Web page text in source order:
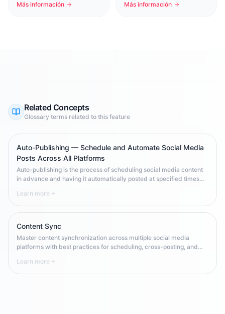
Más información
Más información
Related Concepts
Glossary terms related to this feature
Auto-Publishing — Schedule and Automate Social Media
Posts Across All Platforms
Auto-publishing is the process of scheduling social media content
in advance and having it automatically posted at specified times
consistent posting frequency, optimize for peak engagement times,
and scale content operations without requiring manual 24/7
Learn more
Content Sync
Master content synchronization across multiple social media
platforms with best practices for scheduling, cross-posting, and
Learn more